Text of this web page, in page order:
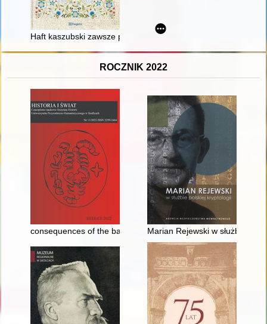
Haft kaszubski zawsze piękny : 25 lat konkursów haftu
ROCZNIK 2022
consequences of the battle of SatalaMarian Rejewski w służbie